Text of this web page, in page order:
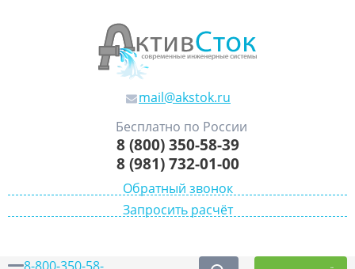
mail@akstok.ru
Бесплатно по России
8 (800) 350-58-39
8 (981) 732-01-00
Обратный звонок
Запросить расчёт